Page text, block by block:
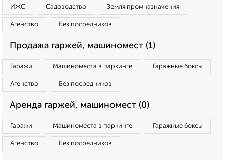
ИЖС Садоводство Земля промназначения
Агенство Без посредников
Продажа гаржей, машиномест (1)
Гаражи Машиноместа в паркинге Гаражные боксы
Агенство Без посредников
Аренда гаржей, машиномест (0)
Гаражи Машиноместа в паркинге Гаражные боксы
Агенство Без посредников